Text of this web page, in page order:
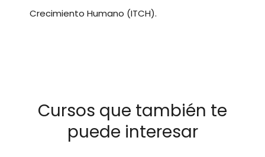
Crecimiento Humano (ITCH).
Cursos que también te
puede interesar